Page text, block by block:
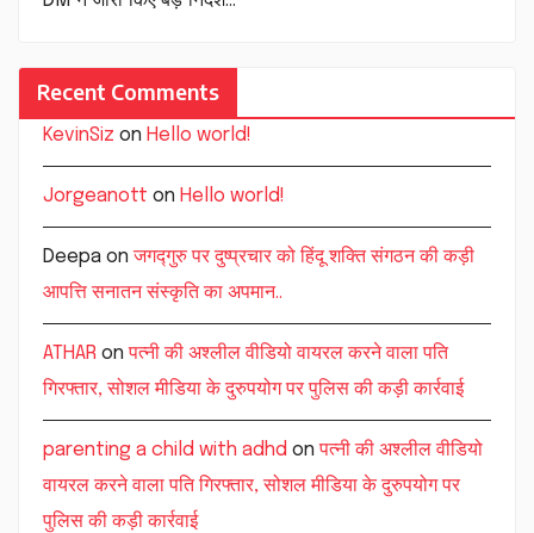
Recent Comments
KevinSiz on Hello world!
Jorgeanott on Hello world!
Deepa onजगद्गुरु पर दुष्प्रचार को हिंदू शक्ति संगठन की कड़ी
आपत्ति सनातन संस्कृति का अपमान..
ATHAR onपत्नी की अश्लील वीडियो वायरल करने वाला पति
गिरफ्तार, सोशल मीडिया के दुरुपयोग पर पुलिस की कड़ी कार्रवाई
parenting a child with adhd onपत्नी की अश्लील वीडियो
वायरल करने वाला पति गिरफ्तार, सोशल मीडिया के दुरुपयोग पर
पुलिस की कड़ी कार्रवाई